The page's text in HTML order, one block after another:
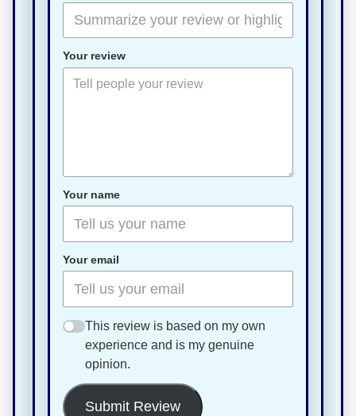
Your review
Your name
Your email
This review is based on my own
experience and is my genuine
opinion.
Submit Review